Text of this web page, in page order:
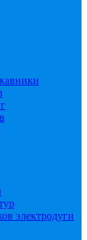
электродуги